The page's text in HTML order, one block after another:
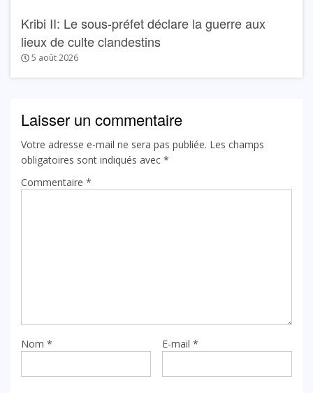
Kribi II: Le sous-préfet déclare la guerre aux
lieux de culte clandestins
5 août 2026
Laisser un commentaire
Votre adresse e-mail ne sera pas publiée. Les champs
obligatoires sont indiqués avec *
Commentaire *
Nom * E-mail *